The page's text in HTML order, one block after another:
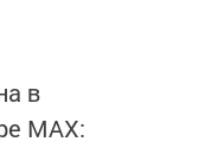
в
MАХ: